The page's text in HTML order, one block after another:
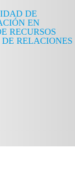
DE
EN
RECURSOS
RELACIONES